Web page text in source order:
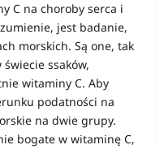
C na choroby serca i
jest badanie,
morskich. Są one, tak
ssaków,
witaminy C. Aby
podatności na
na dwie grupy.
bogate w witaminę C,